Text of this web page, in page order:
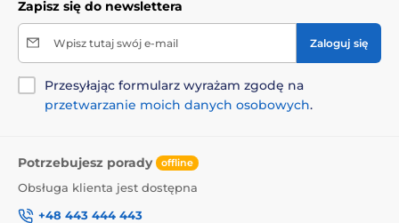
Zapisz się do newslettera
Wpisz tutaj swój e-mail Zaloguj się
Przesyłając formularz wyrażam zgodę na
przetwarzanie moich danych osobowych.
Potrzebujesz porady offline
Obsługa klienta jest dostępna
+48 443 444 443